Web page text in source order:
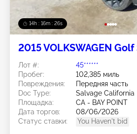
14h : 16m : 23s
2015 VOLKSWAGEN
Лот #:
45******
Пробег:
102,385 миль
Повреждения:
Передняя часть
Doc Type:
Salvage California
Площадка:
CA - BAY POINT
Дата торгов:
08/06/2026
Статус ставки:
You Haven't bid